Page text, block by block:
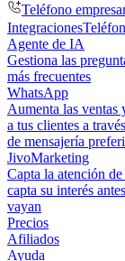
Teléfono
Integraciones
Agente de IA
Gestiona las
más frecuentes
WhatsApp
Aumenta las ventas
a tus clientes a
de mensajería
JivoMarketing
Capta la atención
capta su interés
vayan
Precios
Afiliados
Ayuda